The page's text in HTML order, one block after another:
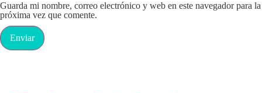
Guarda mi nombre, correo electrónico y web en este navegador para la
próxima vez que comente.